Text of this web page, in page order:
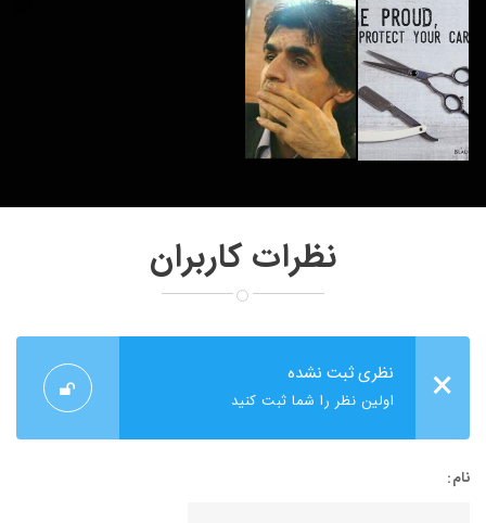
نظرات کاربران
× نظری ثبت نشده
اولین نظر را شما ثبت کنید
نام: